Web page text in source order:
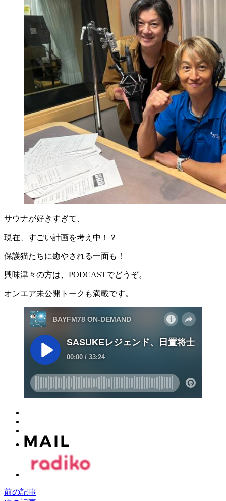
サウナが好きすぎて、
現在、すごい計画を考え中！？
保護猫たちに癒やされる一面も！
興味津々の方は、PODCASTでどうぞ。
オンエア未公開トークも満載です。
前の記事